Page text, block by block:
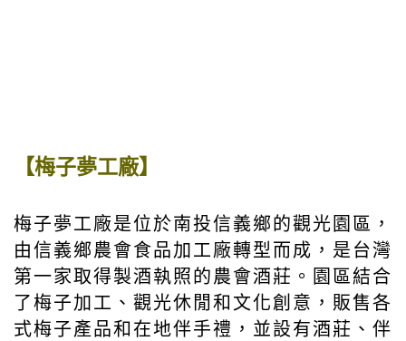
【梅子夢工廠】
梅子夢工廠是位於南投信義鄉的觀光園區，
由信義鄉農會食品加工廠轉型而成，是台灣
第一家取得製酒執照的農會酒莊。園區結合
了梅子加工、觀光休閒和文化創意，販售各
式梅子產品和在地伴手禮，並設有酒莊、伴